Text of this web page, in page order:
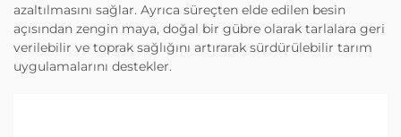
azaltılmasını sağlar. Ayrıca süreçten elde edilen besin
açısından zengin maya, doğal bir gübre olarak tarlalara geri
verilebilir ve toprak sağlığını artırarak sürdürülebilir tarım
uygulamalarını destekler.